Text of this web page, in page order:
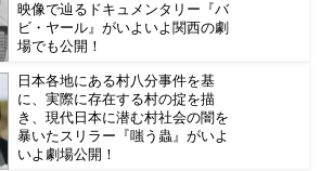
映像で辿るドキュメンタリー『バ
ビ・ヤール』がいよいよ関西の劇
場でも公開！
日本各地にある村八分事件を基
に、実際に存在する村の掟を描
き、現代日本に潜む村社会の闇を
暴いたスリラー『嗤う蟲』がいよ
いよ劇場公開！